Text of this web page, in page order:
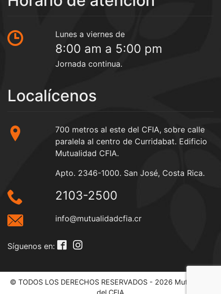
Lunes a viernes de
8:00 am a 5:00 pm
Jornada continua.
Localícenos
700 metros al este del CFIA, sobre calle
paralela al centro de Curridabat. Edificio
Mutualidad CFIA.
Apto. 2346-1000. San José, Costa Rica.
2103-2500
info@mutualidadcfia.cr
Síguenos en:
© TODOS LOS DERECHOS RESERVADOS - 2026 Mutualidad
del CFIA